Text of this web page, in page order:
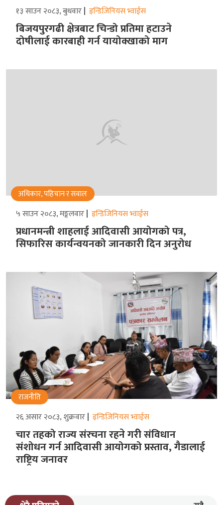
१३ साउन २०८३, बुधवार इन्डिजिनियस भ्वाईस
बिजयपुरगढी क्षेत्रबाट चिन्डो प्रतिमा हटाउने
दोषीलाई कारबाही गर्न यायोक्खाको माग
अधिकार, पहिचान र सवाल
५ साउन २०८३, मङ्गलवार इन्डिजिनियस भ्वाईस
प्रधानमन्त्री शाहलाई आदिवासी आयोगको पत्र,
सिफारिस कार्यन्वयनको जानकारी दिन अनुरोध
राजनीति
२६ असार २०८३, शुक्रवार इन्डिजिनियस भ्वाईस
चार तहको राज्य संरचना रहने गरीे संविधान
संशोधन गर्न आदिवासी आयोगको प्रस्ताव, गैडालाई
राष्ट्रिय जनावर